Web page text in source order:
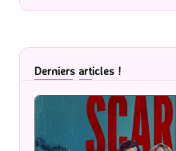
Derniers articles !